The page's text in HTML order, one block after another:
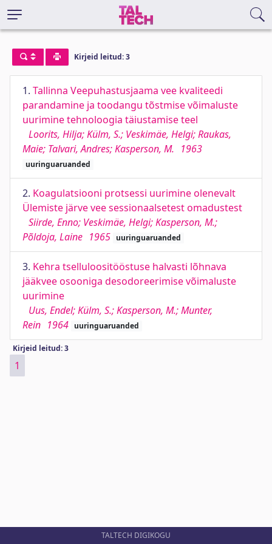
Kirjeid leitud: 3
1. Tallinna Veepuhastusjaama vee kvaliteedi
parandamine ja toodangu tõstmise võimaluste
uurimine tehnoloogia täiustamise teel
Loorits, Hilja; Külm, S.; Veskimäe, Helgi; Raukas,
Maie; Talvari, Andres; Kasperson, M. 1963
uuringuaruanded
2. Koagulatsiooni protsessi uurimine olenevalt
Ülemiste järve vee sessionaalsetest omadustest
Siirde, Enno; Veskimäe, Helgi; Kasperson, M.;
Põldoja, Laine 1965 uuringuaruanded
3. Kehra tselluloositööstuse halvasti lõhnava
jääkvee osooniga desodoreerimise võimaluste
uurimine
Uus, Endel; Külm, S.; Kasperson, M.; Munter,
Rein 1964 uuringuaruanded
Kirjeid leitud: 3
1
TALTECH DIGIKOGU